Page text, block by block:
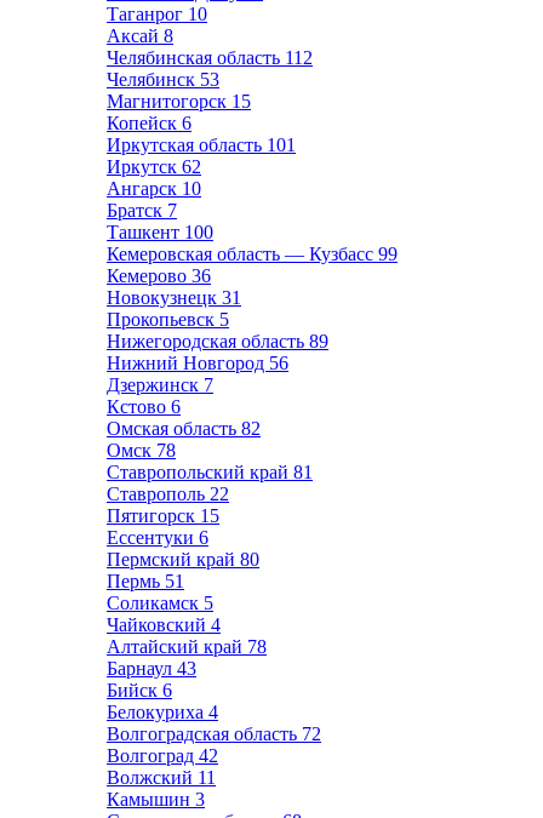
Таганрог 10
Аксай 8
Челябинская область 112
Челябинск 53
Магнитогорск 15
Копейск 6
Иркутская область 101
Иркутск 62
Ангарск 10
Братск 7
Ташкент 100
Кемеровская область — Кузбасс 99
Кемерово 36
Новокузнецк 31
Прокопьевск 5
Нижегородская область 89
Нижний Новгород 56
Дзержинск 7
Кстово 6
Омская область 82
Омск 78
Ставропольский край 81
Ставрополь 22
Пятигорск 15
Ессентуки 6
Пермский край 80
Пермь 51
Соликамск 5
Чайковский 4
Алтайский край 78
Барнаул 43
Бийск 6
Белокуриха 4
Волгоградская область 72
Волгоград 42
Волжский 11
Камышин 3